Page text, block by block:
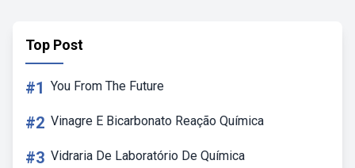
Top Post
#1 You From The Future
#2 Vinagre E Bicarbonato Reação Química
#3 Vidraria De Laboratório De Química